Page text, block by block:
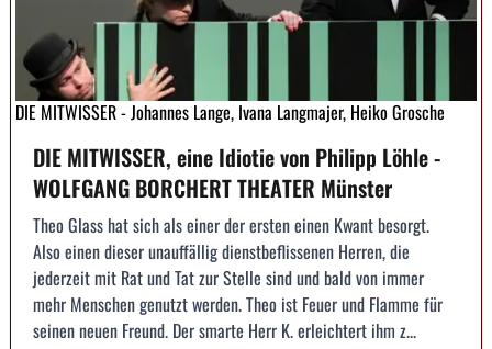
DIE MITWISSER - Johannes Lange, Ivana Langmajer, Heiko Grosche
DIE MITWISSER, eine Idiotie von Philipp Löhle -
WOLFGANG BORCHERT THEATER Münster
Theo Glass hat sich als einer der ersten einen Kwant besorgt.
Also einen dieser unauffällig dienstbeflissenen Herren, die
jederzeit mit Rat und Tat zur Stelle sind und bald von immer
mehr Menschen genutzt werden. Theo ist Feuer und Flamme für
seinen neuen Freund. Der smarte Herr K. erleichtert ihm z...